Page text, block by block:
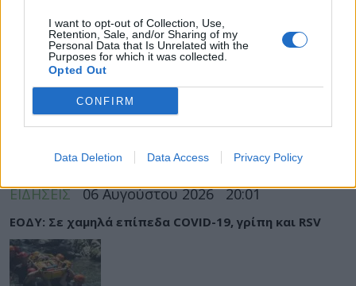
I want to opt-out of Collection, Use,
Retention, Sale, and/or Sharing of my
Personal Data that Is Unrelated with the
Purposes for which it was collected.
Opted Out
CONFIRM
Data Deletion Data Access Privacy Policy
ΡΟΗ ΕΙΔΗΣΕΩΝ
ΕΙΔΗΣΕΙΣ 06 Αυγούστου 2026 20:01
ΕΟΔΥ: Σε χαμηλά επίπεδα COVID-19, γρίπη και RSV